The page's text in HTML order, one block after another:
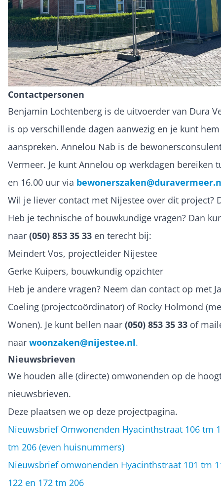
Contactpersonen
Benjamin Lochtenberg is de uitvoerder van Dura
is op verschillende dagen aanwezig en je kunt hem
aanspreken. Annelou Nab is de
Vermeer. Je kunt Annelou op werkdagen bereiken
en 16.00 uur via
Wil je liever contact met Nijestee over dit project?
Heb je technische of bouwkundige vragen? Dan
naar (050) 853 35 33 en terecht bij:
Meindert Vos, projectleider Nijestee
Gerke Kuipers, bouwkundig opzichter
Heb je andere vragen? Neem dan contact op met
Coeling (projectcoördinator) of Rocky Holmond
Wonen). Je kunt bellen naar (050) 853 35 33 of
naar woonzaken@nijestee.nl.
Nieuwsbrieven
We houden alle (directe) omwonenden op de
nieuwsbrieven.
Deze plaatsen we op deze projectpagina.
Nieuwsbrief Omwonenden Hyacinthstraat 106 tm
tm 206 (even huisnummers)
Nieuwsbrief omwonenden Hyacinthstraat 101 tm
122 en 172 tm 206